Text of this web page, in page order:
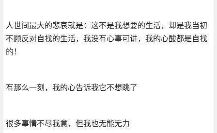
人世间最大的悲哀就是：这不是我想要的生活，却是我当初
不顾反对自找的生活，我没有心事可讲，我的心酸都是自找
的！
有那么一刻，我的心告诉我它不想跳了
很多事情不尽我意，但我也无能无力